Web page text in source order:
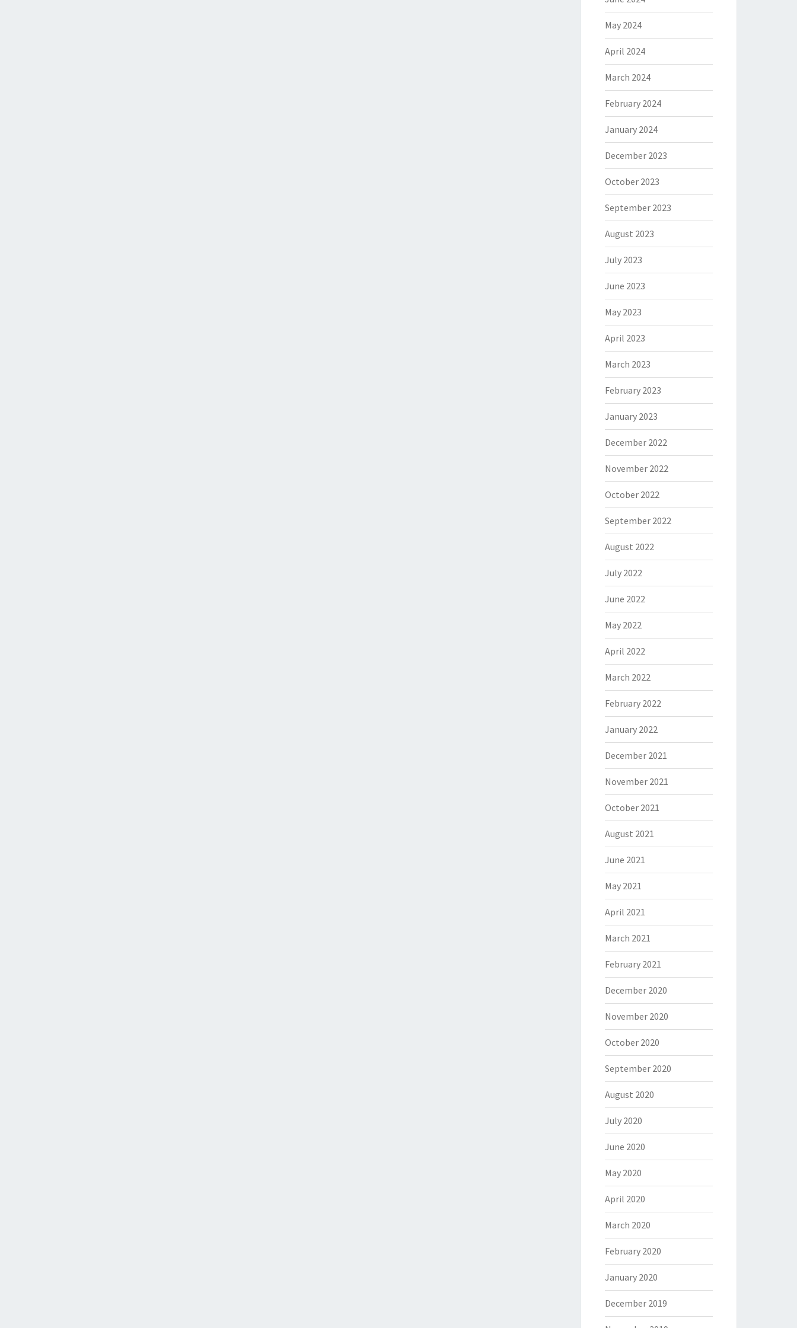
May 2024
April 2024
March 2024
February 2024
January 2024
December 2023
October 2023
September 2023
August 2023
July 2023
June 2023
May 2023
April 2023
March 2023
February 2023
January 2023
December 2022
November 2022
October 2022
September 2022
August 2022
July 2022
June 2022
May 2022
April 2022
March 2022
February 2022
January 2022
December 2021
November 2021
October 2021
August 2021
June 2021
May 2021
April 2021
March 2021
February 2021
December 2020
November 2020
October 2020
September 2020
August 2020
July 2020
June 2020
May 2020
April 2020
March 2020
February 2020
January 2020
December 2019